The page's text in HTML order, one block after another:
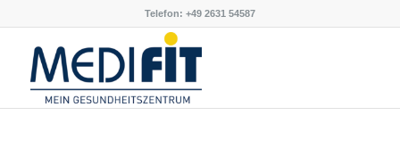
Telefon: +49 2631 54587